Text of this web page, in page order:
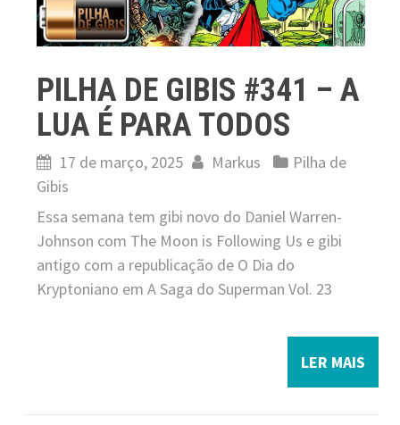
PILHA DE GIBIS #341 – A
LUA É PARA TODOS
17 de março, 2025 Markus
Pilha de
Gibis
Essa semana tem gibi novo do Daniel Warren-
Johnson com The Moon is Following Us e gibi
antigo com a republicação de O Dia do
Kryptoniano em A Saga do Superman Vol. 23
LER MAIS